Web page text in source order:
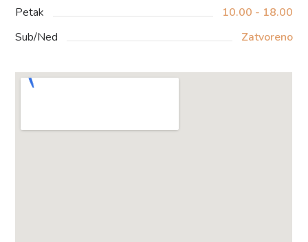
Petak
10.00 - 18.00
Sub/Ned
Zatvoreno